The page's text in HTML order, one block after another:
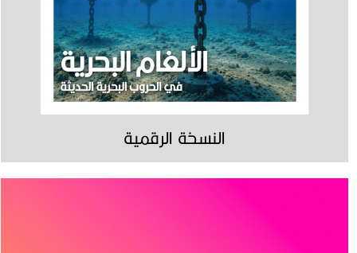
النسخة الرقمية